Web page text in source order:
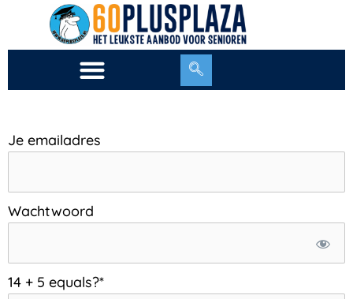
de
Je emailadres
Wachtwoord
14 + 5 equals?*